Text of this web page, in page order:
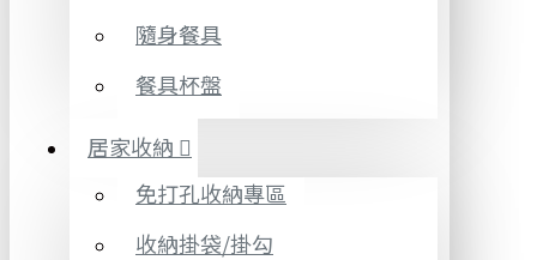
隨身餐具
餐具杯盤
居家收納
免打孔收納專區
收納掛袋/掛勾